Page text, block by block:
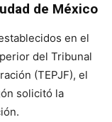
de México
en el
del Tribunal
(TEPJF), el
solicitó la